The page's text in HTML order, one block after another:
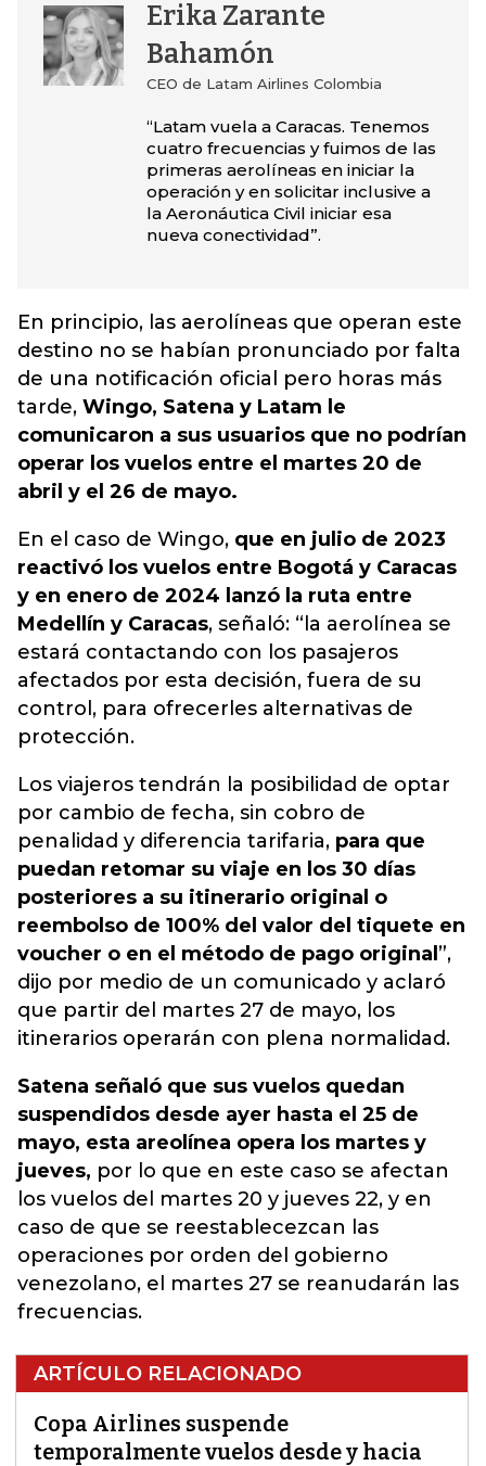
Erika Zarante
Bahamón
CEO de Latam Airlines Colombia
“Latam vuela a Caracas. Tenemos
cuatro frecuencias y fuimos de las
primeras aerolíneas en iniciar la
operación y en solicitar inclusive a
la Aeronáutica Civil iniciar esa
nueva conectividad”.
En principio, las aerolíneas que operan este
destino no se habían pronunciado por falta
de una notificación oficial pero horas más
tarde, Wingo, Satena y Latam le
comunicaron a sus usuarios que no podrían
operar los vuelos entre el martes 20 de
abril y el 26 de mayo.
En el caso de Wingo, que en julio de 2023
reactivó los vuelos entre Bogotá y Caracas
y en enero de 2024 lanzó la ruta entre
Medellín y Caracas, señaló: “la aerolínea se
estará contactando con los pasajeros
afectados por esta decisión, fuera de su
control, para ofrecerles alternativas de
protección.
Los viajeros tendrán la posibilidad de optar
por cambio de fecha, sin cobro de
penalidad y diferencia tarifaria, para que
puedan retomar su viaje en los 30 días
posteriores a su itinerario original o
reembolso de 100% del valor del tiquete en
voucher o en el método de pago original ”,
dijo por medio de un comunicado y aclaró
que partir del martes 27 de mayo, los
itinerarios operarán con plena normalidad.
Satena señaló que sus vuelos quedan
suspendidos desde ayer hasta el 25 de
mayo, esta areolínea opera los martes y
jueves, por lo que en este caso se afectan
los vuelos del martes 20 y jueves 22, y en
caso de que se reestablecezcan las
operaciones por orden del gobierno
venezolano, el martes 27 se reanudarán las
frecuencias.
ARTÍCULO RELACIONADO
Copa Airlines suspende
temporalmente vuelos desde y hacia